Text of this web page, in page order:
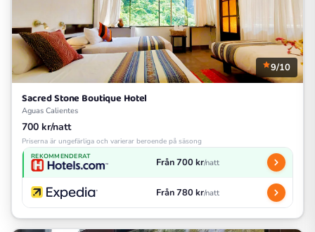
9/10
Sacred Stone Boutique Hotel
Aguas Calientes
700 kr/natt
Priserna är ungefärliga och varierar beroende på säsong
REKOMMENDERAT Från 700 kr/natt
Från 780 kr/natt